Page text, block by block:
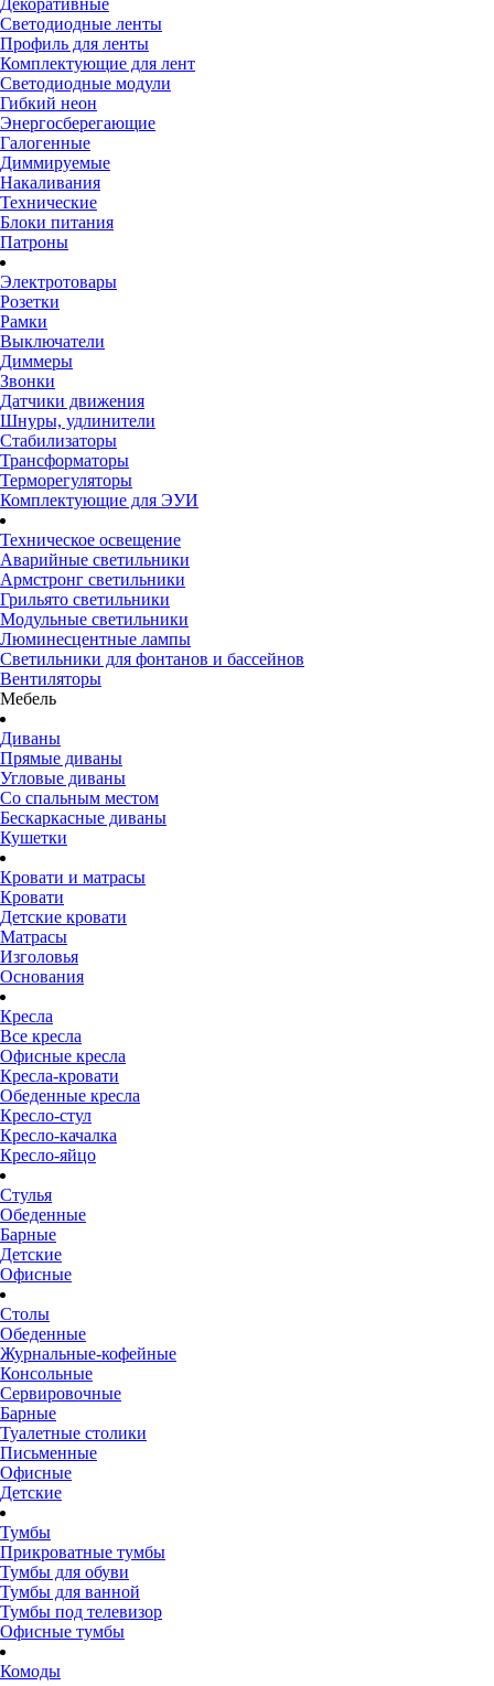
Декоративные
Светодиодные ленты
Профиль для ленты
Комплектующие для лент
Светодиодные модули
Гибкий неон
Энергосберегающие
Галогенные
Диммируемые
Накаливания
Технические
Блоки питания
Патроны
Электротовары
Розетки
Рамки
Выключатели
Диммеры
Звонки
Датчики движения
Шнуры, удлинители
Стабилизаторы
Трансформаторы
Терморегуляторы
Комплектующие для ЭУИ
Техническое освещение
Аварийные светильники
Армстронг светильники
Грильято светильники
Модульные светильники
Люминесцентные лампы
Светильники для фонтанов и бассейнов
Вентиляторы
Мебель
Диваны
Прямые диваны
Угловые диваны
Со спальным местом
Бескаркасные диваны
Кушетки
Кровати и матрасы
Кровати
Детские кровати
Матрасы
Изголовья
Основания
Кресла
Все кресла
Офисные кресла
Кресла-кровати
Обеденные кресла
Кресло-стул
Кресло-качалка
Кресло-яйцо
Стулья
Обеденные
Барные
Детские
Офисные
Столы
Обеденные
Журнальные-кофейные
Консольные
Сервировочные
Барные
Туалетные столики
Письменные
Офисные
Детские
Тумбы
Прикроватные тумбы
Тумбы для обуви
Тумбы для ванной
Тумбы под телевизор
Офисные тумбы
Комоды